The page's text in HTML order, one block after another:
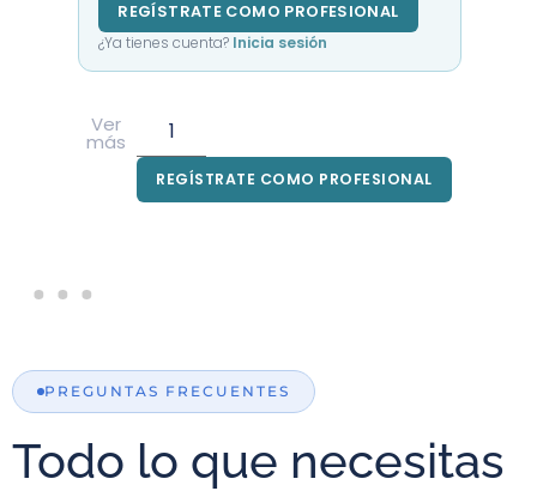
REGÍSTRATE COMO PROFESIONAL
¿Ya tienes cuenta?Inicia sesión
Ver
más
REGÍSTRATE COMO PROFESIONAL
PREGUNTAS FRECUENTES
Todo lo que necesitas